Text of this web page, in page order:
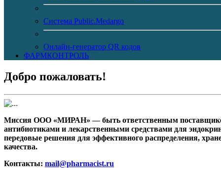
Система Public.Medargo
Онлайн-генератор QR кодов
ФАРМКОНТРОЛЬ
Добро пожаловать!
Миссия ООО «МИРАН» — быть ответственным поставщиком
антибиотиками и лекарственными средствами для
передовые решения для эффективного распределения,
качества.
Контакты: mail@pharmacist.ru